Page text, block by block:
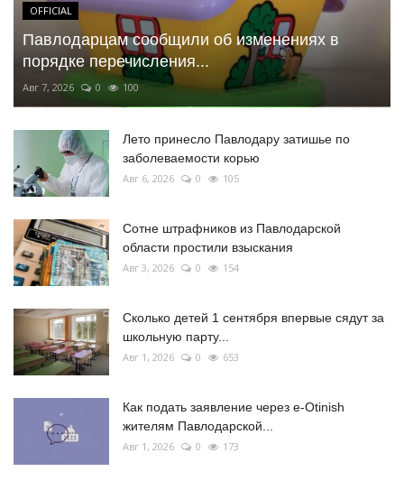
OFFICIAL
Павлодарцам сообщили об изменениях в
порядке перечисления...
Авг 7, 2026 0 100
Лето принесло Павлодару затишье по
заболеваемости корью
Авг 6, 2026 0 105
Сотне штрафников из Павлодарской
области простили взыскания
Авг 3, 2026 0 154
Сколько детей 1 сентября впервые сядут за
школьную парту...
Авг 1, 2026 0 653
Как подать заявление через e-Otinish
жителям Павлодарской...
Авг 1, 2026 0 173